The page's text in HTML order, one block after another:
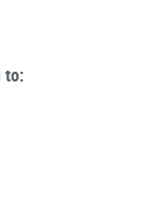
to: